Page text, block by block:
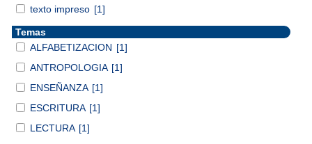
texto impreso [1]
Temas
ALFABETIZACION [1]
ANTROPOLOGIA [1]
ENSEÑANZA [1]
ESCRITURA [1]
LECTURA [1]